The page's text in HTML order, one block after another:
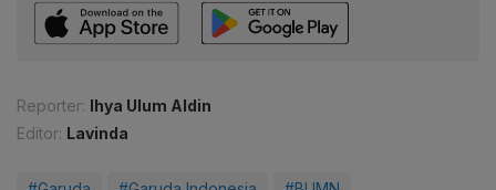
Reporter: Ihya Ulum Aldin
Editor: Lavinda